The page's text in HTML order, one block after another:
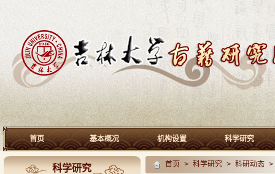
首页 基本概况 机构设置 科学研究
科学研究 首页 > 科学研究 > 科研动态 >